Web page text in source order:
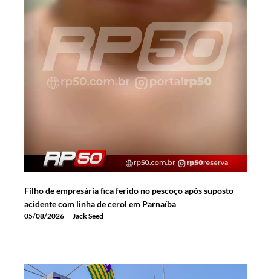
Filho de empresária fica ferido no pescoço após suposto
acidente com linha de cerol em Parnaíba
05/08/2026 Jack Seed